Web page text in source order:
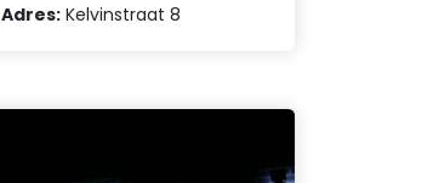
Adres: Kelvinstraat 8